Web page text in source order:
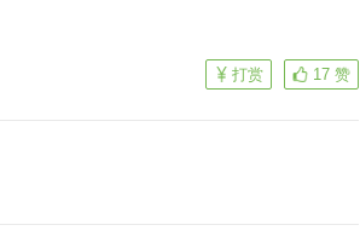
17 赞
打赏